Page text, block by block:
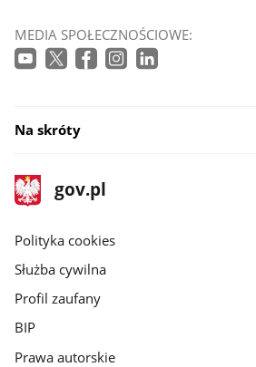
MEDIA SPOŁECZNOŚCIOWE:
Na skróty
stopka
gov.pl
Strona
gov.pl
gov.pl
Polityka cookies
Służba cywilna
Profil zaufany
BIP
Prawa autorskie